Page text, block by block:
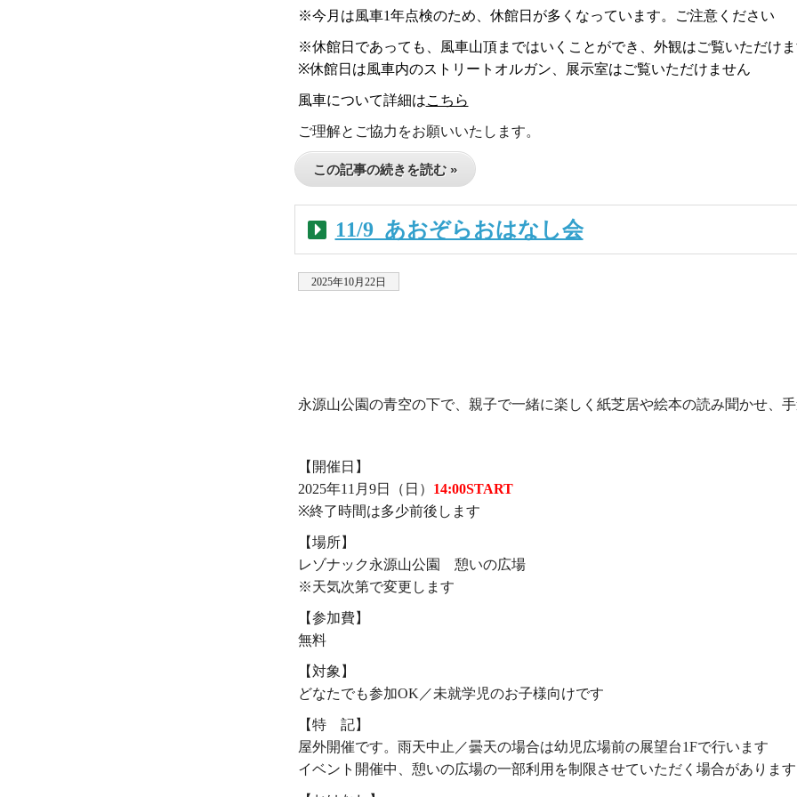
※今月は風車1年点検のため、休館日が多くなっています。ご注意ください
※休館日であっても、風車山頂まではいくことができ、外観はご覧いただけ
※休館日は風車内のストリートオルガン、展示室はご覧いただけません
風車について詳細はこちら
ご理解とご協力をお願いいたします。
この記事の続きを読む »
11/9_あおぞらおはなし会
2025年10月22日
永源山公園の青空の下で、親子で一緒に楽しく紙芝居や絵本の読み聞かせ、
【開催日】
2025年11月9日（日） 14:00START
※終了時間は多少前後します
【場所】
レゾナック永源山公園 憩いの広場
※天気次第で変更します
【参加費】
無料
【対象】
どなたでも参加OK／未就学児のお子様向けです
【特 記】
屋外開催です。雨天中止／曇天の場合は幼児広場前の展望台1Fで行います
イベント開催中、憩いの広場の一部利用を制限させていただく場合がありま